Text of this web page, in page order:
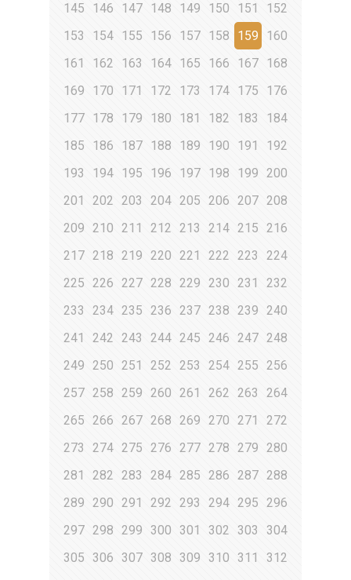
145
146 147 148 149 150 151
152
153
154 155 156 157 158 159
160
161
162 163 164 165 166 167 168
169
170 171 172 173 174 175
176
177 178 179 180 181 182 183
184
185
186 187 188 189 190 191
192
193
194 195 196 197 198 199 200
201
202 203 204 205 206 207 208
209 210 211 212 213 214 215 216
217 218 219 220 221 222 223
224
225 226 227 228 229 230 231
232
233
234 235 236 237 238 239 240
241
242 243 244 245 246 247 248
249 250 251 252 253 254 255 256
257 258 259 260 261 262 263
264
265 266 267 268 269 270 271
272
273
274 275 276 277 278 279 280
281
282 283 284 285 286 287 288
289 290 291 292 293 294 295 296
297 298 299 300 301 302 303
304
305
306 307 308 309 310 311
312